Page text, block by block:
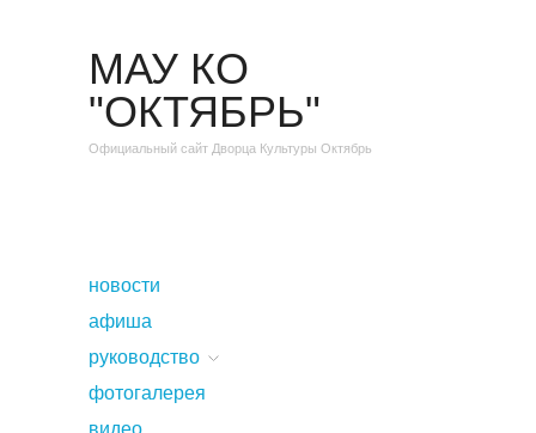
МАУ КО
"ОКТЯБРЬ"
Официальный сайт Дворца Культуры Октябрь
новости
афиша
руководство
фотогалерея
видео